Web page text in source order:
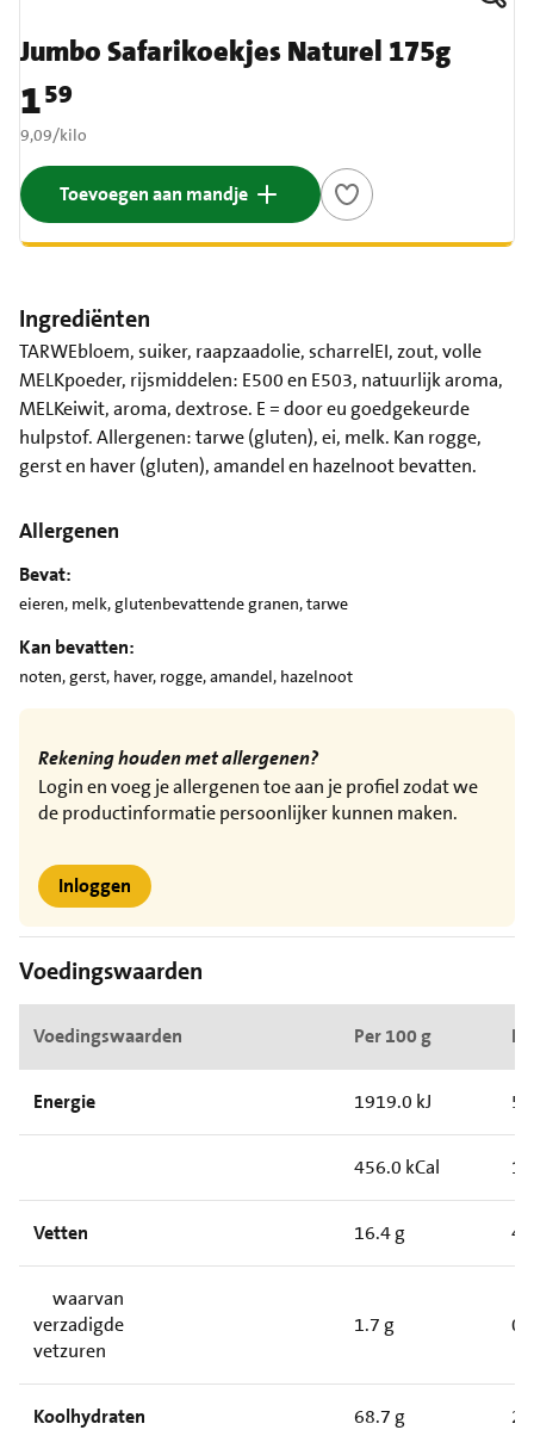
Jumbo Safarikoekjes Naturel 175g
Prijs: € 1,59
159
€ 9,09 per kilo
9,09/kilo
Toevoegen aan mandje
Ingrediënten
TARWEbloem, suiker, raapzaadolie, scharrelEI, zout, volle
MELKpoeder, rijsmiddelen: E500 en E503, natuurlijk aroma,
MELKeiwit, aroma, dextrose. E = door eu goedgekeurde
hulpstof. Allergenen: tarwe (gluten), ei, melk. Kan rogge,
gerst en haver (gluten), amandel en hazelnoot bevatten.
Allergenen
Bevat:
eieren, melk, glutenbevattende granen, tarwe
Kan bevatten:
noten, gerst, haver, rogge, amandel, hazelnoot
Rekening houden met allergenen?
Login en voeg je allergenen toe aan je profiel zodat we
de productinformatie persoonlijker kunnen maken.
Inloggen
Voedingswaarden
Voedingswaarden Per 100 g
Energie 1919.0 kJ
456.0 kCal
Vetten 16.4 g
waarvan
verzadigde
vetzuren
1.7 g
Koolhydraten 68.7 g